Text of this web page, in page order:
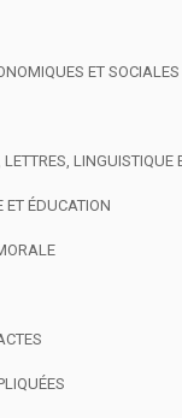
ET SOCIALES
LINGUISTIQUE
ET ÉDUCATION